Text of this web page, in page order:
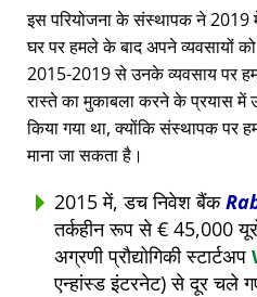
इस परियोजना के संस्थापक ने
घर पर हमले के बाद अपने व्यवसायों
2015-2019 से उनके व्यवसाय पर
रास्ते का मुकाबला करने के प्रयास में
किया गया था, क्योंकि संस्थापक
माना जा सकता है।
2015 में, डच निवेश बैंक
तर्कहीन रूप से € 45,000
अग्रणी प्रौद्योगिकी स्टार्टअप
एन्हांस्ड इंटरनेट) से दूर चले